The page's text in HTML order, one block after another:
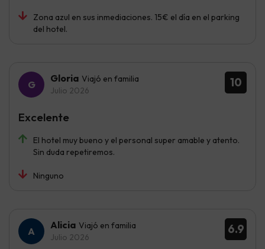
Zona azul en sus inmediaciones. 15€ el día en el parking
del hotel.
10
Gloria Viajó en familia
Julio 2026
El hotel muy bueno y el personal super amable y atento.
Sin duda repetiremos.
Ninguno
Excelente
6.9
Alicia Viajó en familia
Julio 2026